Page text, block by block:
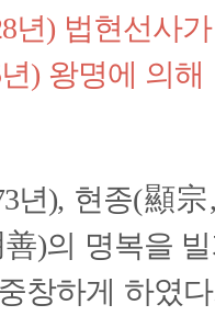
년) 법현선사
) 왕명에 의
년), 현종(顯
)의 명복을
창하게 하였